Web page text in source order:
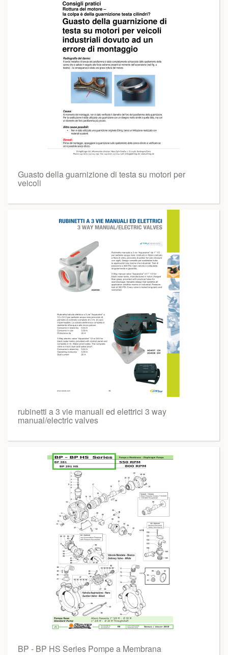
Guasto della guarnizione di testa su motori per
veicoli
rubinetti a 3 vie manuali ed elettrici 3 way
manual/electric valves
BP - BP HS Series Pompe a Membrana